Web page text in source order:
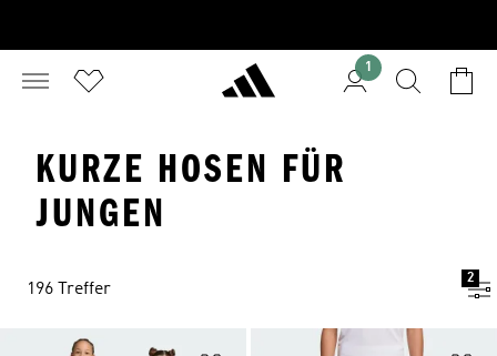
1
KURZE HOSEN FÜR
JUNGEN
196 Treffer
2